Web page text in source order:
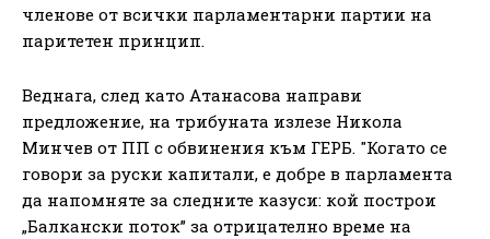
членове от всички парламентарни партии на
паритетен принцип.
Веднага, след като Атанасова направи
предложение, на трибуната излезе Никола
Минчев от ПП с обвинения към ГЕРБ. "Когато се
говори за руски капитали, е добре в парламента
да напомняте за следните казуси: кой построи
„Балкански поток” за отрицателно време на